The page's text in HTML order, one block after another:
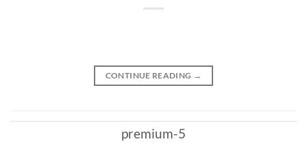
CONTINUE READING →
premium-5